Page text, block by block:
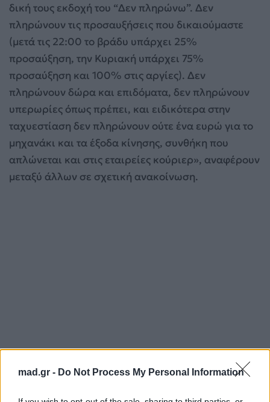
mad.gr - Do Not Process My Personal Information
δική τους εκδοχή του “Δεν πληρώνω”. Δεν
πληρώνουν τις προσαυξήσεις που δικαιούμαστε
(μετά τις 22:00 το βράδυ υπάρχει 25%
προσαύξηση, την Κυριακή υπάρχει 75%
προσαύξηση και 100% στις αργίες). Δεν
πληρώνουν δώρα και επιδόματα, δεν πληρώνουν
υπερωρίες όπως πρέπει, και ειδικότερα στην
ταχυεστίαση δεν πληρώνουν ούτε ένα ευρώ για το
μηχανάκι και τα έξοδα κίνησης, συνθήκη που
απλώνεται και στις εταιρείες κούριερ», αναφέρουν
μεταξύ άλλων σε σχετική ανακοίνωση.
Για σχόλια, μηνύματα ή φωτογραφικό υλικό